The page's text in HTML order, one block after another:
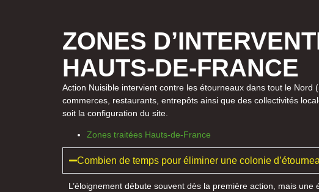
ZONES
HAUTS-DE-FRANCE
Action Nuisible intervient contre les étourneaux dans tout le
commerces, restaurants, entrepôts ainsi que des collectivités
soit la configuration du site.
Zones traitées Hauts-de-France
Combien de temps pour éliminer une colonie
L’éloignement débute souvent dès la première action, mais